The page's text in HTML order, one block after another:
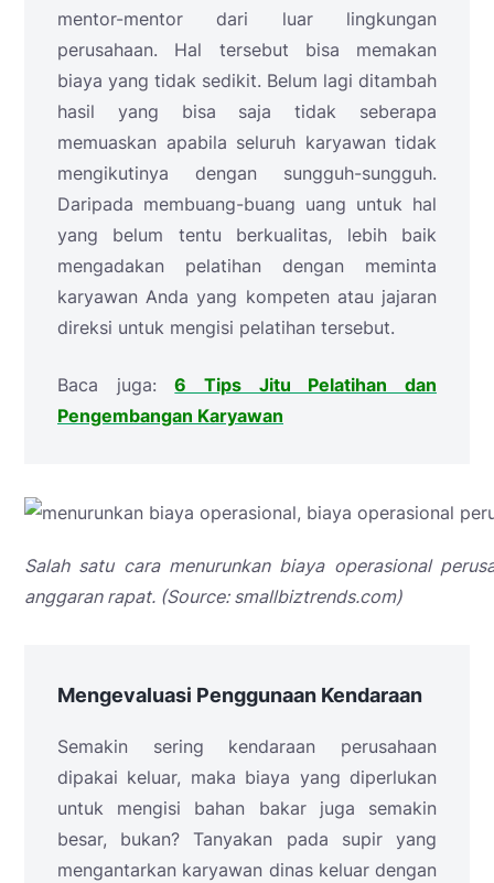
mentor-mentor dari luar lingkungan
perusahaan. Hal tersebut bisa memakan
biaya yang tidak sedikit. Belum lagi ditambah
hasil yang bisa saja tidak seberapa
memuaskan apabila seluruh karyawan tidak
mengikutinya dengan sungguh-sungguh.
Daripada membuang-buang uang untuk hal
yang belum tentu berkualitas, lebih baik
mengadakan pelatihan dengan meminta
karyawan Anda yang kompeten atau jajaran
direksi untuk mengisi pelatihan tersebut.
Baca juga:6 Tips Jitu Pelatihan dan
Pengembangan Karyawan
Salah satu cara menurunkan biaya operasional
anggaran rapat. (Source: smallbiztrends.com)
Mengevaluasi Penggunaan Kendaraan
Semakin sering kendaraan perusahaan
dipakai keluar, maka biaya yang diperlukan
untuk mengisi bahan bakar juga semakin
besar, bukan? Tanyakan pada supir yang
mengantarkan karyawan dinas keluar dengan